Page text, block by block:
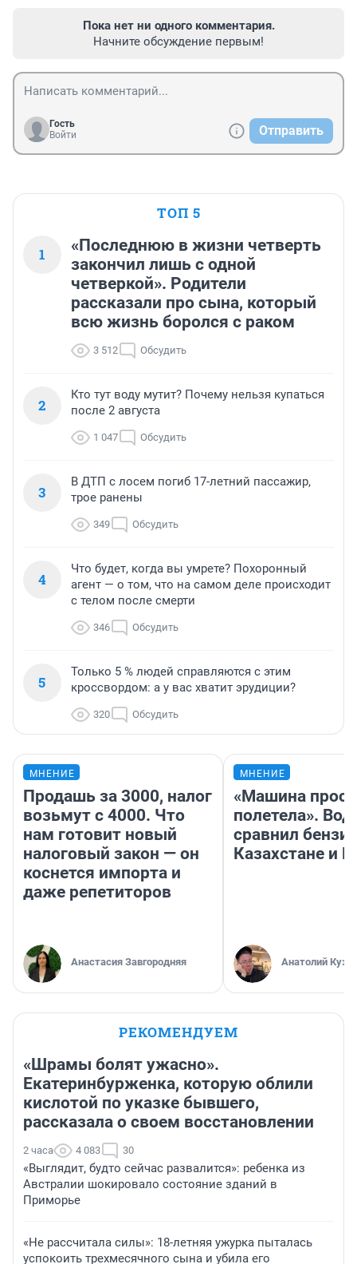
Пока нет ни одного комментария.
Начните обсуждение первым!
Гость
Войти
Отправить
ТОП 5
1
«Последнюю в жизни четверть
закончил лишь с одной
четверкой». Родители
рассказали про сына, который
всю жизнь боролся с раком
3 512 Обсудить
2
Кто тут воду мутит? Почему нельзя купаться
после 2 августа
1 047 Обсудить
3
В ДТП с лосем погиб 17-летний пассажир,
трое ранены
349 Обсудить
4
Что будет, когда вы умрете? Похоронный
агент — о том, что на самом деле происходит
с телом после смерти
346 Обсудить
5
Только 5 % людей справляются с этим
кроссвордом: а у вас хватит эрудиции?
320 Обсудить
МНЕНИЕ
Продашь за 3000, налог
возьмут с 4000. Что
нам готовит новый
налоговый закон — он
коснется импорта и
даже репетиторов
Анастасия Завгородняя
МНЕНИЕ
«Машина
полетела».
сравнил
Казахстане и
Анатолий
РЕКОМЕНДУЕМ
«Шрамы болят ужасно».
Екатеринбурженка, которую облили
кислотой по указке бывшего,
рассказала о своем восстановлении
2 часа 4 083 30
«Выглядит, будто сейчас развалится»: ребенка из
Австралии шокировало состояние зданий в
Приморье
«Не рассчитала силы»: 18-летняя ужурка пыталась
успокоить трехмесячного сына и убила его